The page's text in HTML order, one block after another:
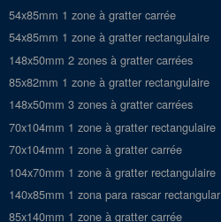
54x85mm 1 zone à gratter carrée
54x85mm 1 zone à gratter rectangulaire
148x50mm 2 zones à gratter carrées
85x82mm 1 zone à gratter rectangulaire
148x50mm 3 zones à gratter carrées
70x104mm 1 zone à gratter rectangulaire
70x104mm 1 zone à gratter carrée
104x70mm 1 zone à gratter rectangulaire
140x85mm 1 zona para rascar rectangular
85x140mm 1 zone à gratter carrée